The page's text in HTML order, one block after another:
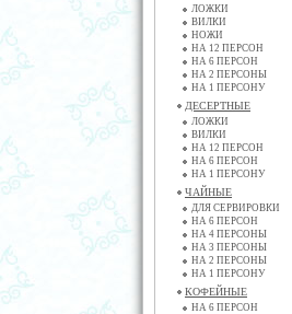
ЛОЖКИ
ВИЛКИ
НОЖИ
НА 12 ПЕРСОН
НА 6 ПЕРСОН
НА 2 ПЕРСОНЫ
НА 1 ПЕРСОНУ
ДЕСЕРТНЫЕ
ЛОЖКИ
ВИЛКИ
НА 12 ПЕРСОН
НА 6 ПЕРСОН
НА 1 ПЕРСОНУ
ЧАЙНЫЕ
ДЛЯ СЕРВИРОВКИ
НА 6 ПЕРСОН
НА 4 ПЕРСОНЫ
НА 3 ПЕРСОНЫ
НА 2 ПЕРСОНЫ
НА 1 ПЕРСОНУ
КОФЕЙНЫЕ
НА 6 ПЕРСОН